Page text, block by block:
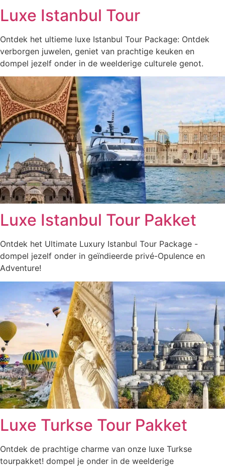
Luxe Istanbul Tour
Ontdek het ultieme luxe Istanbul Tour Package: Ontdek
verborgen juwelen, geniet van prachtige keuken en
dompel jezelf onder in de weelderige culturele genot.
Luxe Istanbul Tour Pakket
Ontdek het Ultimate Luxury Istanbul Tour Package -
dompel jezelf onder in geïndieerde privé-Opulence en
Adventure!
Luxe Turkse Tour Pakket
Ontdek de prachtige charme van onze luxe Turkse
tourpakket! dompel je onder in de weelderige